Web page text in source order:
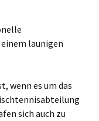
launigen
wenn es um das
sich auch zu